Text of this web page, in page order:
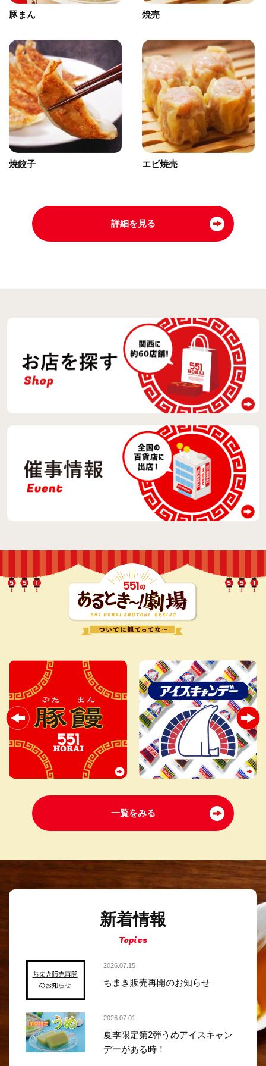
豚まん 焼売
焼餃子 エビ焼売
詳細を見る
一覧をみる
新着情報
Topics
2026.07.15
ちまき販売再開のお知らせ
2026.07.01
夏季限定第2弾うめアイスキャン
デーがある時！